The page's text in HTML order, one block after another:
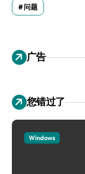
问题
广告
您错过了
Windows